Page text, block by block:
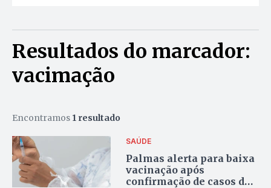
Resultados do marcador:
vacimação
Encontramos 1 resultado
SAÚDE
Palmas alerta para baixa
vacinação após
confirmação de casos de